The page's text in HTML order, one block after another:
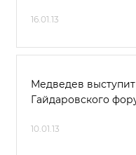
16.01.13
Медведев
Гайдаровского
10.01.13